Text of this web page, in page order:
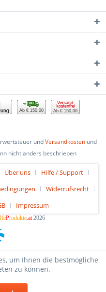
Ab € 150,00 Ab € 150,00
undVersandkostenund
nicht anders beschrieben
Über uns
Hilfe / Support
Widerrufsrecht
Impressum
Produkte.at2026
um Ihnen die bestmögliche
zu können.